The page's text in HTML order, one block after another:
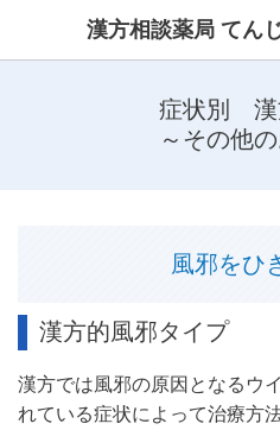
漢方相談薬局 てん
症状別 漢
～その他
風邪をひ
漢方的風邪タイプ
漢方では風邪の原因となるウ
れている症状によって治療方